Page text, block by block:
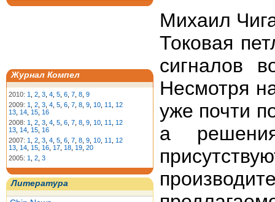
Журнал Компел
2010: 1 2 3 4 5 6 7 8 9
2009: 1 2 3 4 5 6 7 8 9 10 11
12
13 14 15 16
2008: 1 2 3 4 5 6 7 8 9 10 11
12
13 14 15 16
2007: 1 2 3 4 5 6 7 8 9 10 11
12
13 14 15 16 17 18 19 20
2005: 1 2 3
Литература
Михаил
Токовая
сигналов
Несмотря
уже почти
а